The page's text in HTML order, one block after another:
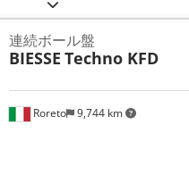
Roreto 9,744 km
連続ボール盤
BIESSE Techno KFD